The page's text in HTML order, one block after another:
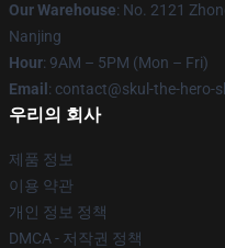
Our Warehouse: No. 2121
Nanjing
Hour: 9AM – 5PM (Mon – Fri)
Email : contact@skul-the-hero-
우리의 회사
제품 정보
이용 약관
개인 정보 정책
DMCA - 저작권 정책